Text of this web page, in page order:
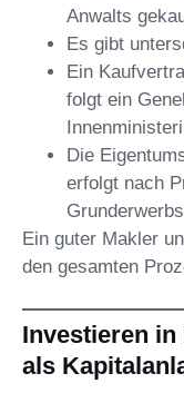
Anwalts
Es gibt
Ein
folgt ein
Die
erfolgt nach
Ein guter Makler
den gesamten
Investieren
als